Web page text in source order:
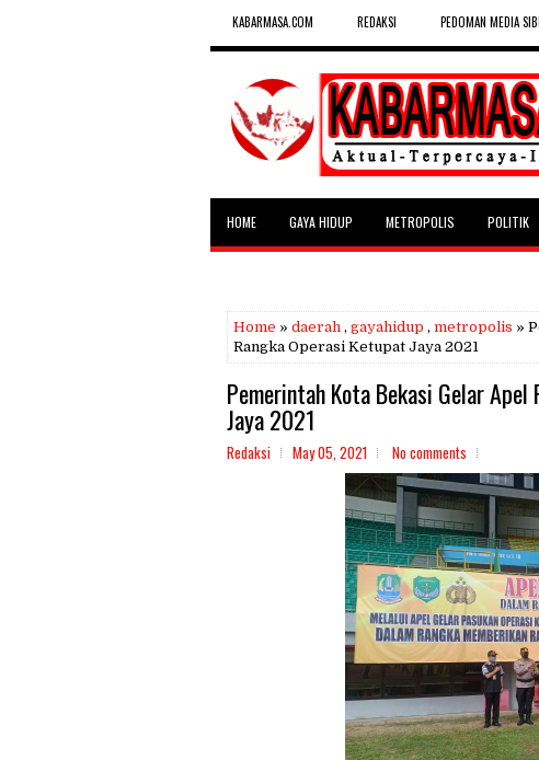
KABARMASA.COM REDAKSI PEDOMAN MEDIA
HOME GAYA HIDUP METROPOLIS POLITIK
Home » daerah , gayahidup , metropolis »
Rangka Operasi Ketupat Jaya 2021
Pemerintah Kota Bekasi Gelar
Jaya 2021
Redaksi May 05, 2021 No comments